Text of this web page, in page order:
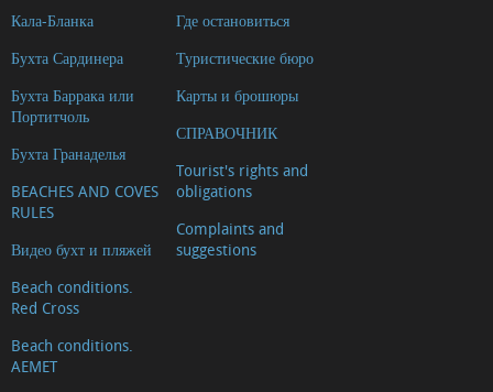
Кала-Бланка
Бухта Сардинера
Бухта Баррака или
Портитчоль
Бухта Гранаделья
BEACHES AND COVES
RULES
Видео бухт и пляжей
Beach conditions.
Red Cross
Beach conditions.
AEMET
Где остановиться
Туристические бюро
Карты и брошюры
СПРАВОЧНИК
Tourist's rights and
obligations
Complaints and
suggestions